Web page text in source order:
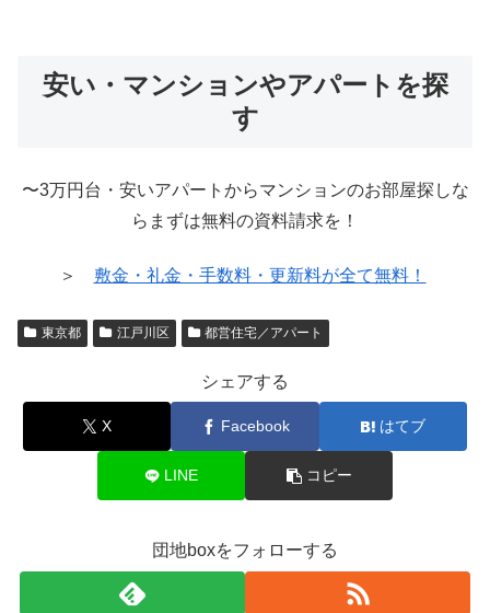
安い・マンションやアパートを探
す
〜3万円台・安いアパートからマンションのお部屋探しな
らまずは無料の資料請求を！
＞ 敷金・礼金・手数料・更新料が全て無料！
東京都 江戸川区 都営住宅／アパート
シェアする
X Facebook はてブ
LINE コピー
団地boxをフォローする